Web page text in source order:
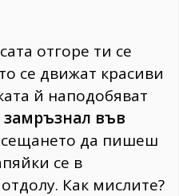
отгоре ти се
се движат красиви
й наподобяват
замръзнал във
да пишеш
се в
Как мислите?